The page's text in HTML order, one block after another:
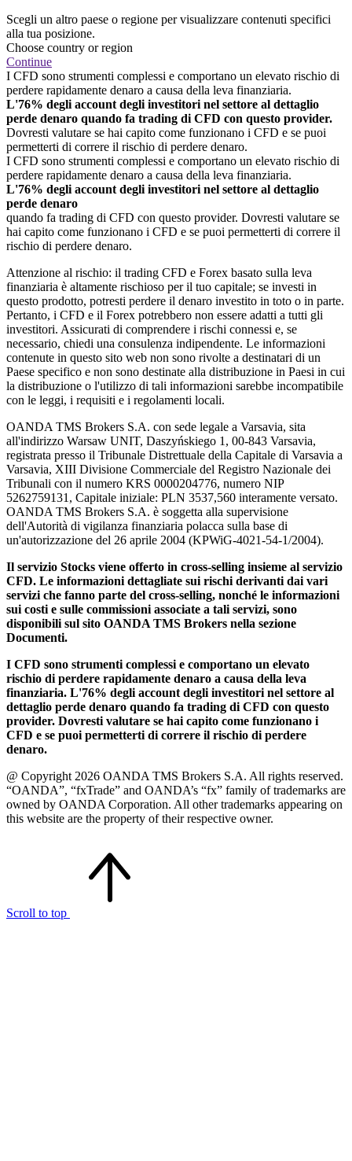
Scegli un altro paese o regione per visualizzare contenuti specifici
alla tua posizione.
Choose country or region
Continue
I CFD sono strumenti complessi e comportano un elevato rischio di
perdere rapidamente denaro a causa della leva finanziaria.
L'76% degli account degli investitori nel settore al dettaglio
perde denaro quando fa trading di CFD con questo provider.
Dovresti valutare se hai capito come funzionano i CFD e se puoi
permetterti di correre il rischio di perdere denaro.
I CFD sono strumenti complessi e comportano un elevato rischio di
perdere rapidamente denaro a causa della leva finanziaria.
L'76% degli account degli investitori nel settore al dettaglio
perde denaro
quando fa trading di CFD con questo provider. Dovresti valutare se
hai capito come funzionano i CFD e se puoi permetterti di correre il
rischio di perdere denaro.
Attenzione al rischio: il trading CFD e Forex basato sulla leva
finanziaria è altamente rischioso per il tuo capitale; se investi in
questo prodotto, potresti perdere il denaro investito in toto o in parte.
Pertanto, i CFD e il Forex potrebbero non essere adatti a tutti gli
investitori. Assicurati di comprendere i rischi connessi e, se
necessario, chiedi una consulenza indipendente. Le informazioni
contenute in questo sito web non sono rivolte a destinatari di un
Paese specifico e non sono destinate alla distribuzione in Paesi in cui
la distribuzione o l'utilizzo di tali informazioni sarebbe incompatibile
con le leggi, i requisiti e i regolamenti locali.
OANDA TMS Brokers S.A. con sede legale a Varsavia, sita
all'indirizzo Warsaw UNIT, Daszyńskiego 1, 00-843 Varsavia,
registrata presso il Tribunale Distrettuale della Capitale di Varsavia a
Varsavia, XIII Divisione Commerciale del Registro Nazionale dei
Tribunali con il numero KRS 0000204776, numero NIP
5262759131, Capitale iniziale: PLN 3537,560 interamente versato.
OANDA TMS Brokers S.A. è soggetta alla supervisione
dell'Autorità di vigilanza finanziaria polacca sulla base di
un'autorizzazione del 26 aprile 2004 (KPWiG-4021-54-1/2004).
Il servizio Stocks viene offerto in cross-selling insieme al servizio
CFD. Le informazioni dettagliate sui rischi derivanti dai vari
servizi che fanno parte del cross-selling, nonché le informazioni
sui costi e sulle commissioni associate a tali servizi, sono
disponibili sul sito OANDA TMS Brokers nella sezione
Documenti.
I CFD sono strumenti complessi e comportano un elevato
rischio di perdere rapidamente denaro a causa della leva
finanziaria. L'76% degli account degli investitori nel settore al
dettaglio perde denaro quando fa trading di CFD con questo
provider. Dovresti valutare se hai capito come funzionano i
CFD e se puoi permetterti di correre il rischio di perdere
denaro.
@ Copyright 2026 OANDA TMS Brokers S.A. All rights reserved.
“OANDA”, “fxTrade” and OANDA’s “fx” family of trademarks are
owned by OANDA Corporation. All other trademarks appearing on
this website are the property of their respective owner.
Scroll to top